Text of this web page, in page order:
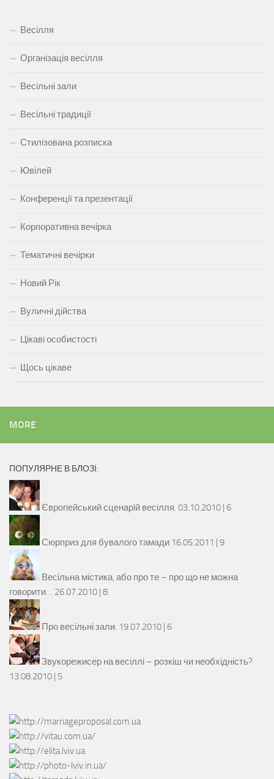
Весілля
Організація весілля
Весільні зали
Весільні традиції
Стилізована розписка
Ювілей
Конференції та презентації
Корпоративна вечірка
Тематичні вечірки
Новий Рік
Вуличні дійства
Цікаві особистості
Щось цікаве
MORE
ПОПУЛЯРНЕ В БЛОЗІ:
Європейський сценарій весілля. 03.10.2010 | 6
Сюрприз для бувалого тамади 16.05.2011 | 9
Весільна містика, або про те – про що не можна
говорити… 26.07.2010 | 8
Про весільні зали. 19.07.2010 | 6
Звукорежисер на весіллі – розкіш чи необхідність?
13.08.2010 | 5